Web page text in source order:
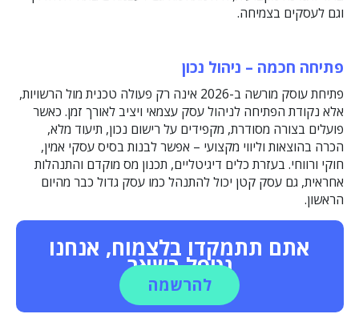
וגם לעסקים בצמיחה.
פתיחה חכמה – ניהול נכון
פתיחת עוסק מורשה ב-2026 אינה רק פעולה טכנית מול הרשויות,
אלא נקודת הפתיחה לניהול עסק עצמאי ויציב לאורך זמן. כאשר
פועלים בצורה מסודרת, מקפידים על רישום נכון, תיעוד מלא,
הכרה בהוצאות וליווי מקצועי – אפשר לבנות בסיס עסקי אמין,
חוקי ורווחי. בעזרת כלים דיגיטליים, תכנון מס מוקדם והתנהלות
אחראית, גם עסק קטן יכול להתנהל כמו עסק גדול כבר מהיום
הראשון.
אתם תתמקדו בלצמוח, אנחנו
נטפל בשאר
להרשמה